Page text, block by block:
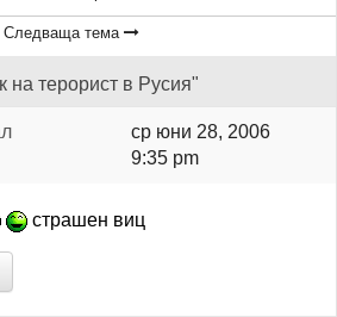
Следваща тема
на терорист в Русия"
ср юни 28, 2006
9:35 pm
страшен виц